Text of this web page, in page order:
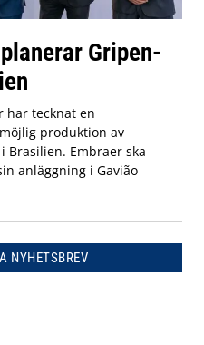
Gripen-
har tecknat en
produktion av
Brasilien. Embraer ska
anläggning i Gavião
NYHETSBREV